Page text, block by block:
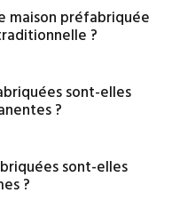
maison préfabriquée
?
sont-elles
?
sont-elles
?